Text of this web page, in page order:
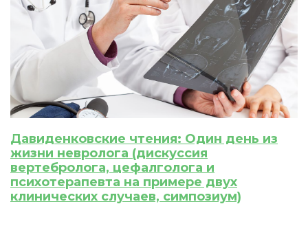
Давиденковские чтения: Один день из
жизни невролога (дискуссия
вертебролога, цефалголога и
психотерапевта на примере двух
клинических случаев, симпозиум)
ИСКАТЬ
ЗАРЕГИСТРИРОВАТЬСЯ
ПОЛУЧИТЬ
Подтвердите списание баллов